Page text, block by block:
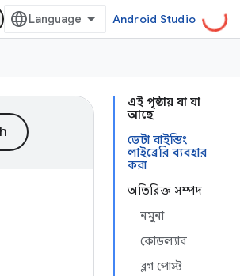
Android Studio
এই পৃষ্ঠায় যা যা
আছে
ডেটা বাইন্ডিং
লাইব্রেরি ব্যবহার
করা
অতিরিক্ত সম্পদ
নমুনা
কোডল্যাব
ব্লগ পোস্ট